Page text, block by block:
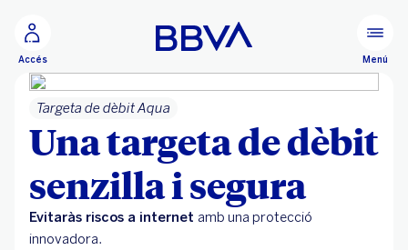
Accés Menú
Targeta de dèbit Aqua
Una targeta de dèbit
senzilla i segura
Evitaràs riscos a internet amb una protecció
innovadora.